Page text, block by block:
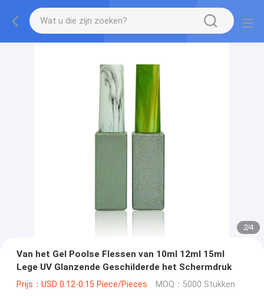
2/4
Van het Gel Poolse Flessen van 10ml 12ml 15ml
Lege UV Glanzende Geschilderde het Schermdruk
Prijs：USD 0.12-0.15 Piece/Pieces MOQ：5000 Stukken